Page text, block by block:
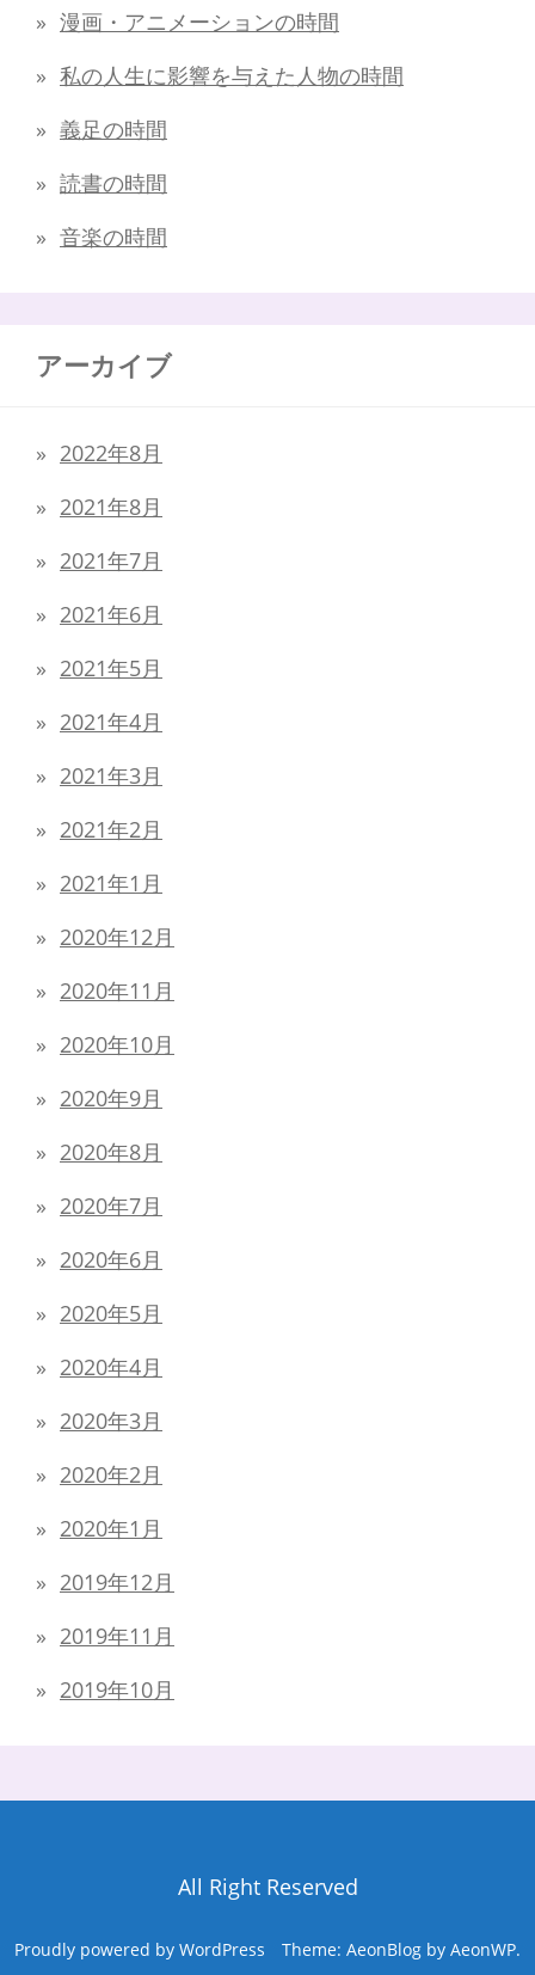
漫画・アニメーションの時間
私の人生に影響を与えた人物の時間
義足の時間
読書の時間
音楽の時間
アーカイブ
2022年8月
2021年8月
2021年7月
2021年6月
2021年5月
2021年4月
2021年3月
2021年2月
2021年1月
2020年12月
2020年11月
2020年10月
2020年9月
2020年8月
2020年7月
2020年6月
2020年5月
2020年4月
2020年3月
2020年2月
2020年1月
2019年12月
2019年11月
2019年10月
All Right Reserved
Proudly powered by WordPress Theme: AeonBlog by AeonWP.